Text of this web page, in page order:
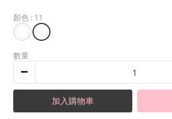
顏色 : 11
數量
加入購物車